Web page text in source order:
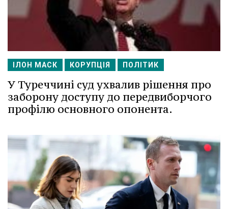
ІЛОН МАСК КОРУПЦІЯ ПОЛІТИК
У Туреччині суд ухвалив рішення про
заборону доступу до передвиборчого
профілю основного опонента.